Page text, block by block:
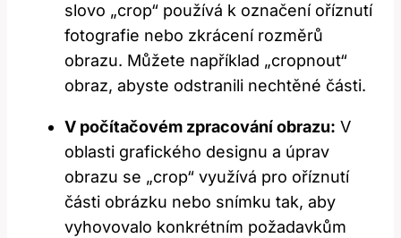
slovo „crop“ používá k označení oříznutí
fotografie nebo zkrácení rozměrů
obrazu. Můžete například „cropnout“
obraz, abyste odstranili nechtěné části.
V počítačovém zpracování obrazu: V
oblasti grafického designu a úprav
obrazu se „crop“ využívá pro oříznutí
části obrázku nebo snímku tak, aby
vyhovovalo konkrétním požadavkům